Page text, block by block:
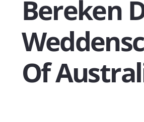
Bereken
Of